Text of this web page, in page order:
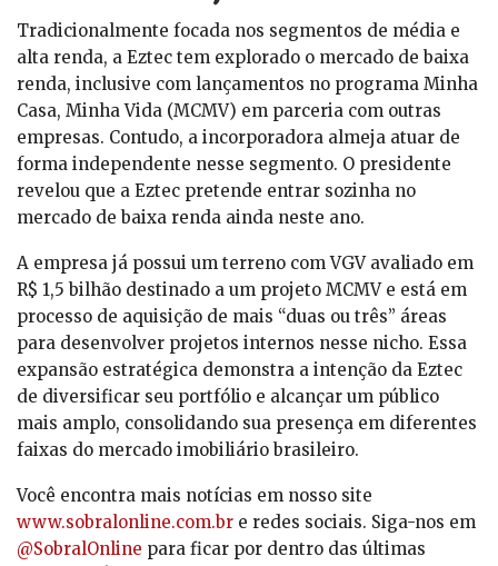
Tradicionalmente focada nos segmentos de média e
alta renda, a Eztec tem explorado o mercado de baixa
renda, inclusive com lançamentos no programa Minha
Casa, Minha Vida (MCMV) em parceria com outras
empresas. Contudo, a incorporadora almeja atuar de
forma independente nesse segmento. O presidente
revelou que a Eztec pretende entrar sozinha no
mercado de baixa renda ainda neste ano.
A empresa já possui um terreno com VGV avaliado em
R$ 1,5 bilhão destinado a um projeto MCMV e está em
processo de aquisição de mais “duas ou três” áreas
para desenvolver projetos internos nesse nicho. Essa
expansão estratégica demonstra a intenção da Eztec
de diversificar seu portfólio e alcançar um público
mais amplo, consolidando sua presença em diferentes
faixas do mercado imobiliário brasileiro.
Você encontra mais notícias em nosso site
www.sobralonline.com.br e redes sociais. Siga-nos em
@SobralOnline para ficar por dentro das últimas